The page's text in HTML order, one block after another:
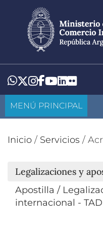
contenido
principal
Whatsapp
Twitter
Instagram
Facebook
YouTube
LinkedIn
Flickr
MENÚ PRINCIPAL
Inicio / Servicios /
Legalizaciones y
Apostilla /
internacional - TAD